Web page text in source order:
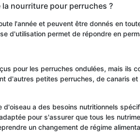
nourriture pour perruches ?
l'année et peuvent être donnés en
d'utilisation permet de répondre en
pour les perruches ondulées, mais
d'autres petites perruches, de canaris
a des besoins nutritionnels
pour s'assurer que tous les
un changement de régime